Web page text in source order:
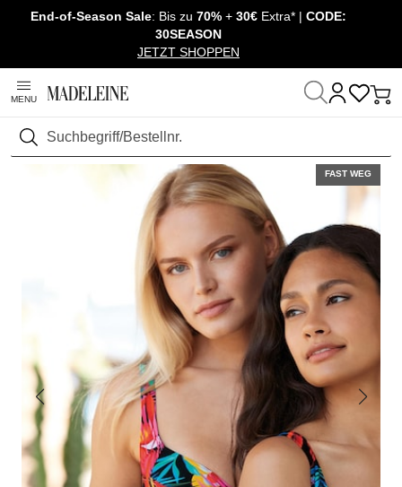
Überspringe Navigation, direkt zum Content
End-of-Season Sale: Bis zu 70% + 30€ Extra* | CODE:
30SEASON
JETZT SHOPPEN
MENU
Suchen
Startseite Sale Outlet
FAST WEG